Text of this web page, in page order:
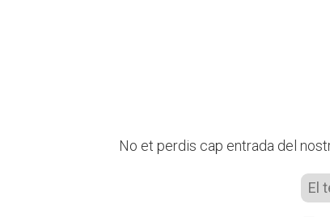
No et perdis cap entrada del